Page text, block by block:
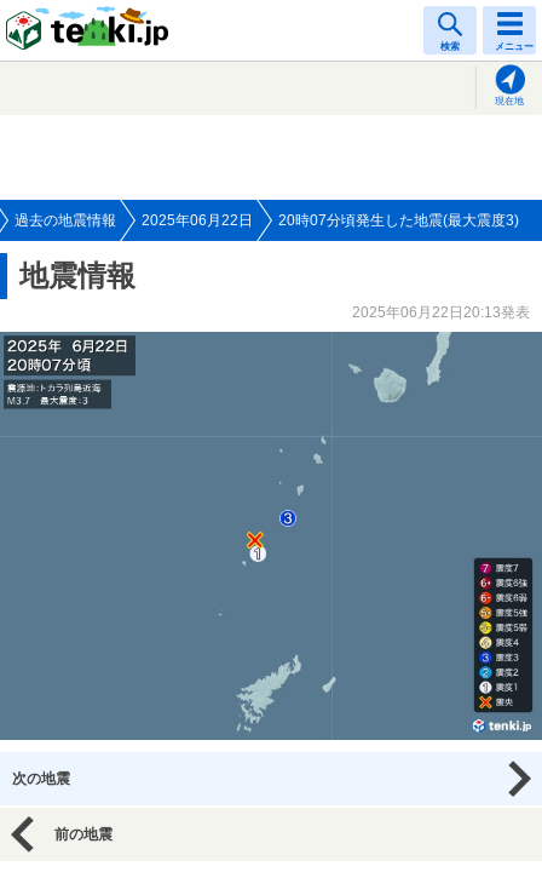
検索 メニュー
現在地
過去の地震情報 2025年06月22日 20時07分頃発生した地震(最大震度3)
地震情報
2025年06月22日20:13発表
次の地震
前の地震